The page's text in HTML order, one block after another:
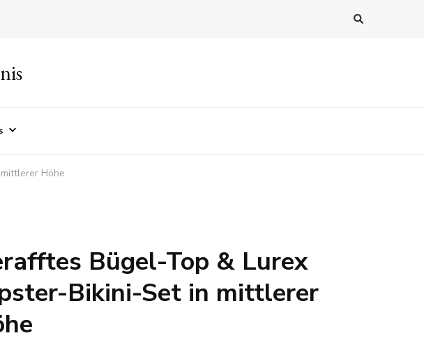
Höhe
Bügel-Top & Lurex
Bikini-Set in mittlerer